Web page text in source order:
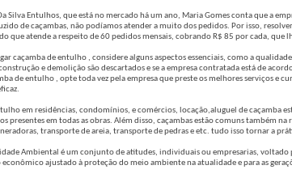
Silva Entulhos, que está no mercado há um ano, Maria Gomes conta que a
de caçambas, não podíamos atender a muito dos pedidos. Por isso,
que atende a respeito de 60 pedidos mensais, cobrando R$ 85 por cada, que
caçamba de entulho , considere alguns aspectos essenciais, como a
e demolição são descartados e se a empresa contratada está de
de entulho , opte toda vez pela empresa que preste os melhores serviços e
em residências, condomínios, e comércios, locação,aluguel de caçamba
presentes em todas as obras. Além disso, caçambas estão comuns também
transporte de areia, transporte de pedras e etc. tudo isso tornar a
Ambiental é um conjunto de atitudes, individuais ou empresarias,
ajustado à proteção do meio ambiente na atualidade e para as